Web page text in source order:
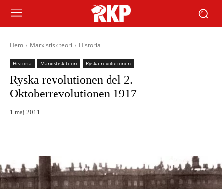
Hem Marxistisk teori Historia
Historia Marxistisk teori Ryska revolutionen
Ryska revolutionen del 2.
Oktoberrevolutionen 1917
1 maj 2011